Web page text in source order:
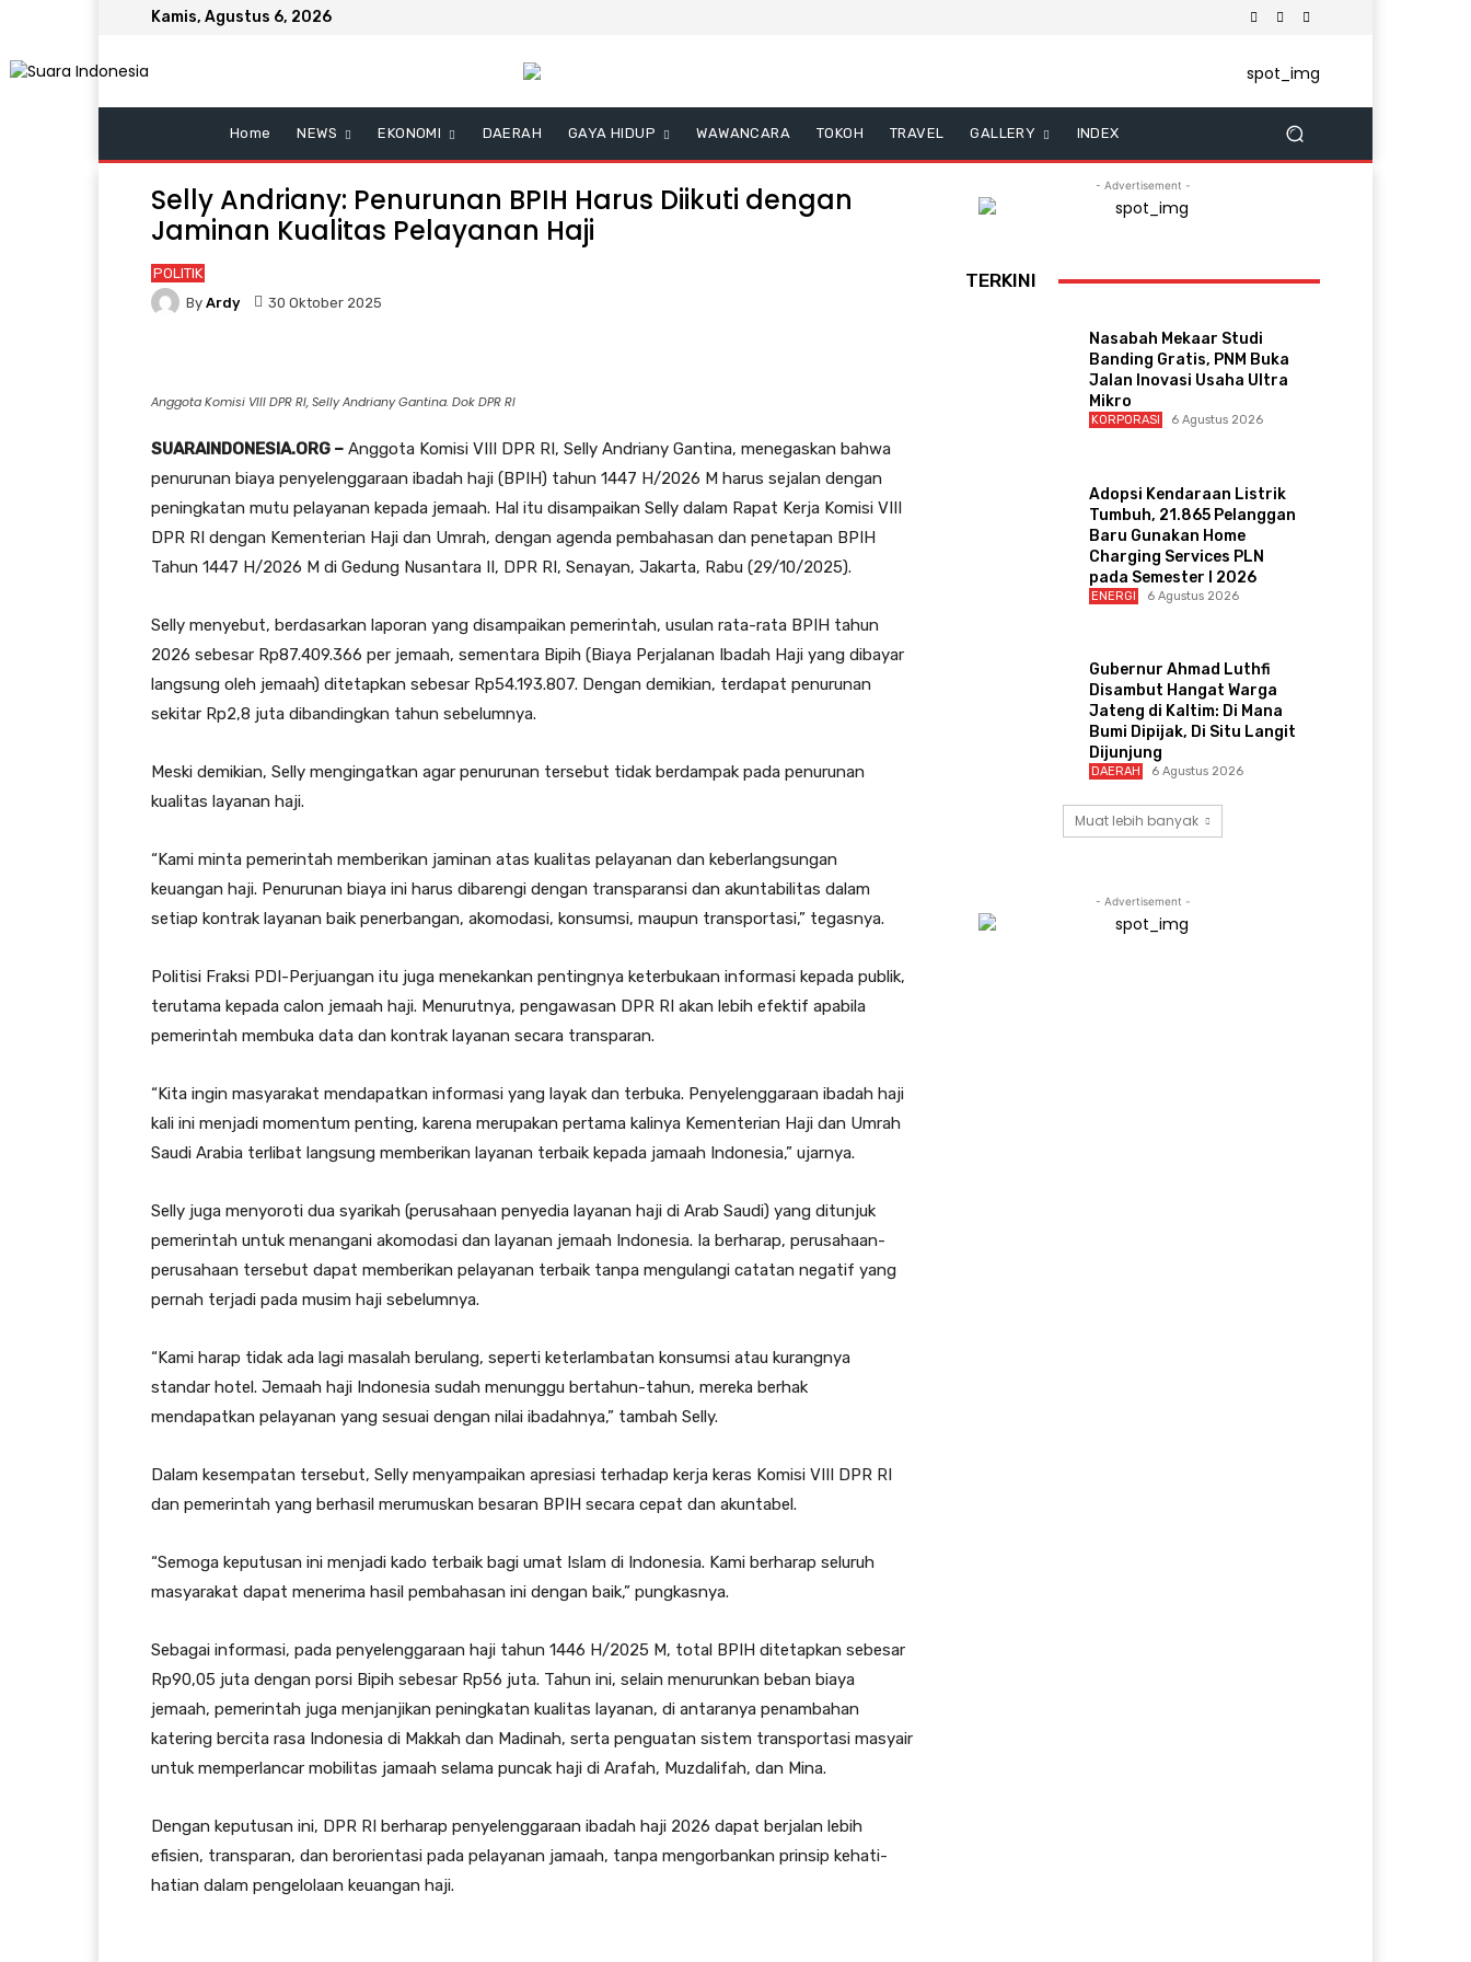
Kamis, Agustus 6, 2026
Home NEWS EKONOMI DAERAH GAYA HIDUP WAWANCARA TOKOH TRAVEL GALLERY INDEX
Selly Andriany: Penurunan BPIH Harus Diikuti dengan
Jaminan Kualitas Pelayanan Haji
POLITIK
By Ardy 30 Oktober 2025
Anggota Komisi VIII DPR RI, Selly Andriany Gantina. Dok DPR RI
SUARAINDONESIA.ORG – Anggota Komisi VIII DPR RI, Selly Andriany Gantina, menegaskan bahwa
penurunan biaya penyelenggaraan ibadah haji (BPIH) tahun 1447 H/2026 M harus sejalan dengan
peningkatan mutu pelayanan kepada jemaah. Hal itu disampaikan Selly dalam Rapat Kerja Komisi VIII
DPR RI dengan Kementerian Haji dan Umrah, dengan agenda pembahasan dan penetapan BPIH
Tahun 1447 H/2026 M di Gedung Nusantara II, DPR RI, Senayan, Jakarta, Rabu (29/10/2025).
Selly menyebut, berdasarkan laporan yang disampaikan pemerintah, usulan rata-rata BPIH tahun
2026 sebesar Rp87.409.366 per jemaah, sementara Bipih (Biaya Perjalanan Ibadah Haji yang dibayar
langsung oleh jemaah) ditetapkan sebesar Rp54.193.807. Dengan demikian, terdapat penurunan
sekitar Rp2,8 juta dibandingkan tahun sebelumnya.
Meski demikian, Selly mengingatkan agar penurunan tersebut tidak berdampak pada penurunan
kualitas layanan haji.
“Kami minta pemerintah memberikan jaminan atas kualitas pelayanan dan keberlangsungan
keuangan haji. Penurunan biaya ini harus dibarengi dengan transparansi dan akuntabilitas dalam
setiap kontrak layanan baik penerbangan, akomodasi, konsumsi, maupun transportasi,” tegasnya.
Politisi Fraksi PDI-Perjuangan itu juga menekankan pentingnya keterbukaan informasi kepada publik,
terutama kepada calon jemaah haji. Menurutnya, pengawasan DPR RI akan lebih efektif apabila
pemerintah membuka data dan kontrak layanan secara transparan.
“Kita ingin masyarakat mendapatkan informasi yang layak dan terbuka. Penyelenggaraan ibadah haji
kali ini menjadi momentum penting, karena merupakan pertama kalinya Kementerian Haji dan Umrah
Saudi Arabia terlibat langsung memberikan layanan terbaik kepada jamaah Indonesia,” ujarnya.
Selly juga menyoroti dua syarikah (perusahaan penyedia layanan haji di Arab Saudi) yang ditunjuk
pemerintah untuk menangani akomodasi dan layanan jemaah Indonesia. Ia berharap, perusahaan-
perusahaan tersebut dapat memberikan pelayanan terbaik tanpa mengulangi catatan negatif yang
pernah terjadi pada musim haji sebelumnya.
“Kami harap tidak ada lagi masalah berulang, seperti keterlambatan konsumsi atau kurangnya
standar hotel. Jemaah haji Indonesia sudah menunggu bertahun-tahun, mereka berhak
mendapatkan pelayanan yang sesuai dengan nilai ibadahnya,” tambah Selly.
Dalam kesempatan tersebut, Selly menyampaikan apresiasi terhadap kerja keras Komisi VIII DPR RI
dan pemerintah yang berhasil merumuskan besaran BPIH secara cepat dan akuntabel.
“Semoga keputusan ini menjadi kado terbaik bagi umat Islam di Indonesia. Kami berharap seluruh
masyarakat dapat menerima hasil pembahasan ini dengan baik,” pungkasnya.
Sebagai informasi, pada penyelenggaraan haji tahun 1446 H/2025 M, total BPIH ditetapkan sebesar
Rp90,05 juta dengan porsi Bipih sebesar Rp56 juta. Tahun ini, selain menurunkan beban biaya
jemaah, pemerintah juga menjanjikan peningkatan kualitas layanan, di antaranya penambahan
katering bercita rasa Indonesia di Makkah dan Madinah, serta penguatan sistem transportasi masyair
untuk memperlancar mobilitas jamaah selama puncak haji di Arafah, Muzdalifah, dan Mina.
Dengan keputusan ini, DPR RI berharap penyelenggaraan ibadah haji 2026 dapat berjalan lebih
efisien, transparan, dan berorientasi pada pelayanan jamaah, tanpa mengorbankan prinsip kehati-
hatian dalam pengelolaan keuangan haji.
- Advertisement -
TERKINI
Nasabah Mekaar Studi
Banding Gratis, PNM Buka
Jalan Inovasi Usaha Ultra
Mikro
KORPORASI 6 Agustus 2026
Adopsi Kendaraan Listrik
Tumbuh, 21.865 Pelanggan
Baru Gunakan Home
Charging Services PLN
pada Semester I 2026
ENERGI 6 Agustus 2026
Gubernur Ahmad Luthfi
Disambut Hangat Warga
Jateng di Kaltim: Di Mana
Bumi Dipijak, Di Situ Langit
Dijunjung
DAERAH 6 Agustus 2026
Muat lebih banyak
- Advertisement -